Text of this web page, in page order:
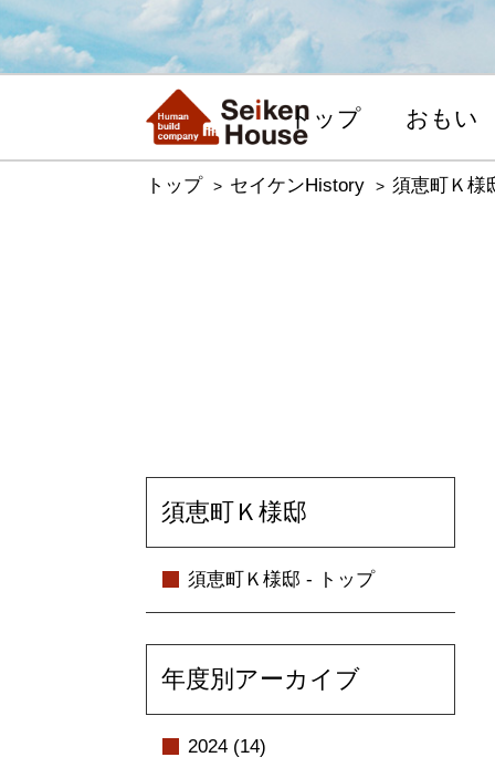
トップ おもい
トップ セイケンHistory 須恵町Ｋ様
須恵町Ｋ様邸
須恵町Ｋ様邸 - トップ
年度別アーカイブ
2024 (14)